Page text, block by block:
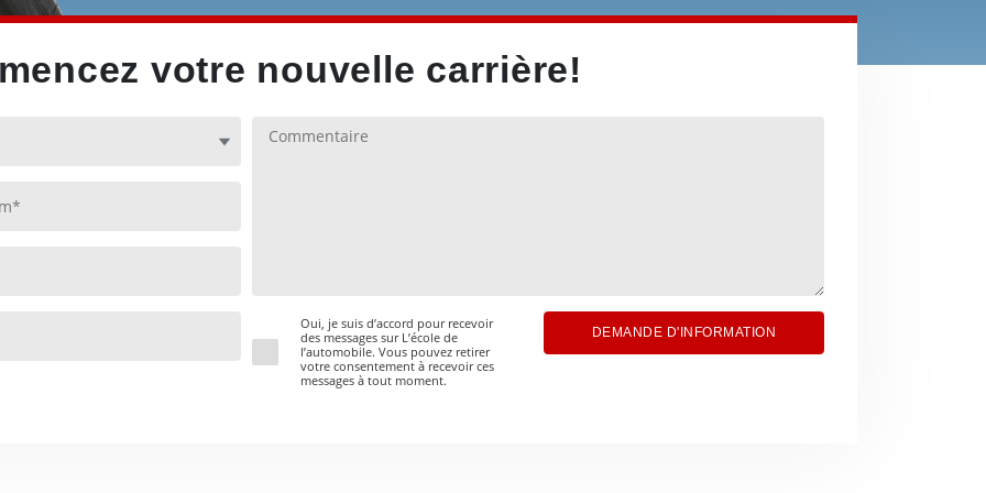
votre nouvelle carrière!
Oui, je suis d’accord pour recevoir
des messages sur L’école de
l’automobile. Vous pouvez retirer
votre consentement à recevoir ces
messages à tout moment.
DEMANDE D'INFORMATION